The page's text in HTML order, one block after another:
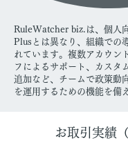
RuleWatcher biz.は、個人
Plusとは異なり、組織での
れています。複数アカウン
フによるサポート、カスタ
追加など、チームで政策動
を運用するための機能を備
お取引実績